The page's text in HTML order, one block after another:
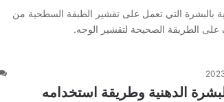
بالبشرة التي تعمل على تقشير الطبقة السطحية من
على الطريقة الصحيحة لتقشير الوجه.
الدهنية وطريقة استخدامه